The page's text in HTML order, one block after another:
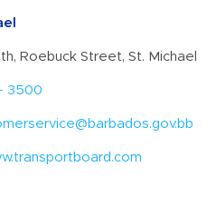
Roebuck Street, St. Michael
3500